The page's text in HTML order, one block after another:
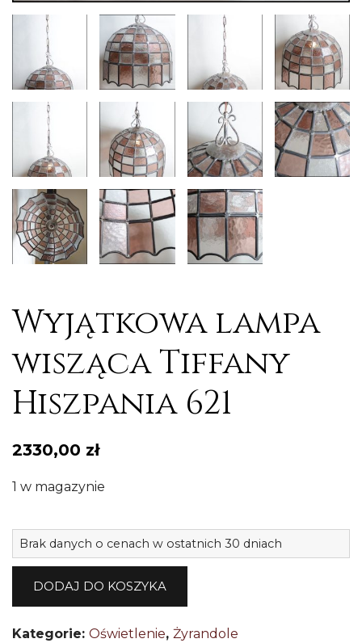
Wyjątkowa lampa
wisząca Tiffany
Hiszpania 621
2330,00 zł
1 w magazynie
Brak danych o cenach w ostatnich 30 dniach
DODAJ DO KOSZYKA
Kategorie: Oświetlenie, Żyrandole